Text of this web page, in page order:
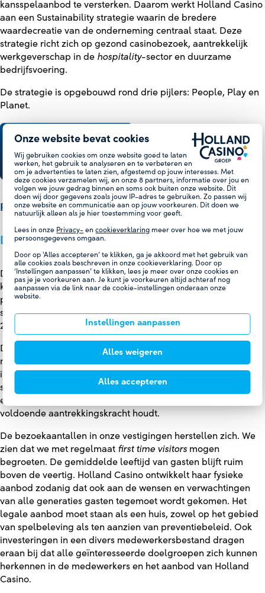
Onze website bevat cookies
Wij gebruiken cookies om onze website goed te laten
werken, het gebruik te analyseren en te verbeteren en
om je advertenties te laten zien, afgestemd op jouw interesses. Met
deze cookies verzamelen wij, en onze8 partners, informatie over jou en
volgen we jouw gedrag binnen en soms ook buiten onze website. Dit
doen wij door gegevens zoals jouw IP-adres te gebruiken. Zo passen wij
onze website en communicatie aan op jouw voorkeuren. Dit doen we
natuurlijk alleen als je hier toestemming voor geeft.
Lees in onze Privacy- encookieverklaring meer over hoe we met jouw
persoonsgegevens omgaan.
Door op 'Alles accepteren’ te klikken, ga je akkoord met het gebruik van
alle cookies zoals beschreven in onze cookieverklaring. Door op
‘Instellingen aanpassen’ te klikken, lees je meer over onze cookies en
pas je je voorkeuren aan. Je kunt je voorkeuren altijd achteraf nog
aanpassen via de link naar de cookie-instellingen onderaan onze
website.
Instellingen aanpassen
Alles weigeren
Alles accepteren
kansspelaanbod te versterken. Daarom werkt Holland Casino
aan een Sustainability strategie waarin de bredere
waardecreatie van de onderneming centraal staat. Deze
strategie richt zich op gezond casinobezoek, aantrekkelijk
werkgeverschap in de hospitality-sector en duurzame
bedrijfsvoering.
De strategie is opgebouwd rond drie pijlers: People, Play en
Planet.
RONDOM ONZE GASTEN
De kansspelmarkt groeit voornamelijk online
De verwachting was dat de legale markt voor online
kansspelen bleef groeien met percentages tussen de 5 en 8
procent. Deze groei zal naar verwachting afvlakken door de
strikte regelgeving die in 2023/2024 is ingevoerd en ook voor
2025 en 2026 worden wijzigingen in regelgeving verwacht.
De fysieke kansspelmarkt groeit naar verwachting niet of
nauwelijks. Dit betekent dat Holland Casino moet blijven
innoveren om aantrekkelijk te blijven. Het is cruciaal om
scherp te definiëren waarin het zich onderscheidt en om
ervoor te zorgen dat het legale aanbod voor alle generaties
voldoende aantrekkingskracht houdt.
De bezoekaantallen in onze vestigingen herstellen zich. We
zien dat we met regelmaat first time visitors mogen
begroeten. De gemiddelde leeftijd van gasten blijft ruim
boven de veertig. Holland Casino ontwikkelt haar fysieke
aanbod zodanig dat ook aan de wensen en verwachtingen
van alle generaties gasten tegemoet wordt gekomen. Het
legale aanbod moet staan als een huis, zowel op het gebied
van spelbeleving als ten aanzien van preventiebeleid. Ook
investeringen in een divers medewerkersbestand dragen
eraan bij dat alle geïnteresseerde doelgroepen zich kunnen
herkennen in de medewerkers en het aanbod van Holland
Casino.